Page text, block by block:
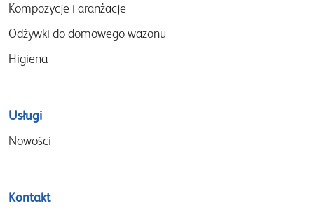
Kompozycje i aranżacje
Odżywki do domowego wazonu
Higiena
Usługi
Nowości
Kontakt